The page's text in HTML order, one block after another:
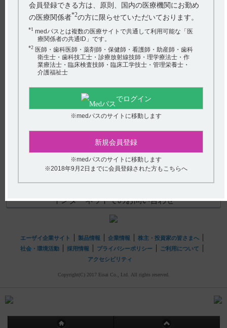
【ルネスタ】 妊婦、授乳婦へ投与できますか？
【メチコバール・錠・細粒】 規格の種類、製剤の大き
さ、添加物などを教えてください。
【アリセプト・アルツハイマー型認知症】 他のアルツハ
イマー型認知症治療剤（ガランタミン、リバスチグミン
【チョコラA・錠・末・滴】 警告とその設定理由について
教えてください。
アンケート:ご意見をお聞かせください
(選択してください)
送信する
会員登録できる方は、原則、国内の医療機関にお勤め
の医療関係者*2の方に限らせていただいております。
*1 medパスとは複数の医療サイトで共通して利用可能な「医
療関係者の共通ID」です。
*2 医師・歯科医師・薬剤師・保健師・看護師・助産師・歯科
衛生士・歯科技工士・診療放射線技師・理学療法士・作
業療法士・臨床検査技師・臨床工学技士・管理栄養士・
介護福祉士
でログイン
※medパスのサイトに移動します
新規会員登録
※medパスのサイトに移動します
※2018年9月2日までに会員登録された方もこちらへ
hhcホットライン
(平日9時〜18時 土日・祝日9時〜17時)
フリーダイヤル0120-419-497
インターネットでのお問い合わせ
エーザイ企業サイト 製品情報 企業情報
株主・投資家の皆さまへ
社会・環境活動
採用情報 プライバシーポリシー
ご利用について
アクセシビリティ
Copyright(C) 2017 Eisai Co., Ltd. All rights reserved.